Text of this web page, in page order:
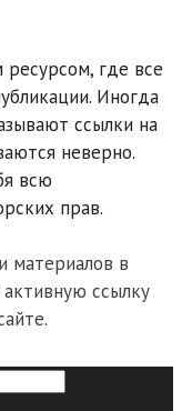
где все
Иногда
ссылки на
неверно.
всю
прав.
материалов в
ссылку